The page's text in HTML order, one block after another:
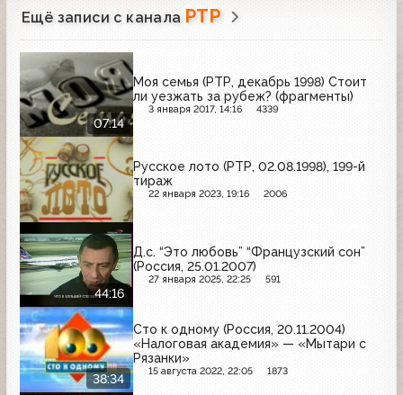
Ещё записи с канала РТР
07:14
Моя семья (РТР, декабрь 1998) Стоит
ли уезжать за рубеж? (фрагменты)
3 января 2017, 14:16 4339
Русское лото (РТР, 02.08.1998), 199-й
тираж
22 января 2023, 19:16 2006
44:16
Д.с. “Это любовь” “Французский сон”
(Россия, 25.01.2007)
27 января 2025, 22:25 591
38:34
Сто к одному (Россия, 20.11.2004)
«Налоговая академия» — «Мытари с
Рязанки»
15 августа 2022, 22:05 1873